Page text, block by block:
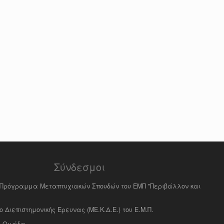
Σύνδεσμοι
Πρόγραμμα Μεταπτυχιακών Σπουδών του ΕΜΠ "Περιβάλλον και
Διεπιστημονικής Έρευνας (ΜΕ.Κ.Δ.Ε.) του Ε.Μ.Π.